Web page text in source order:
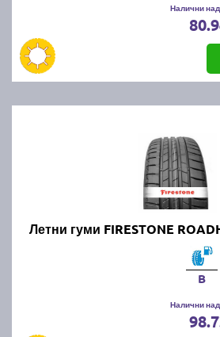
Налични
Летни гуми FIRESTONE
B
Налични